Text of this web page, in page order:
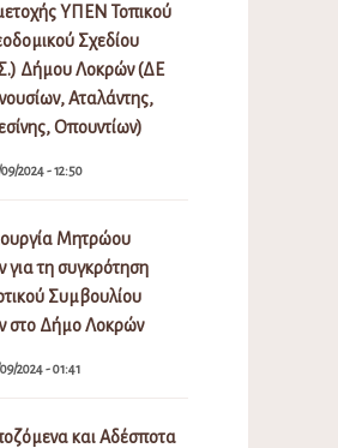
ΥΠΕΝ Τοπικού
Σχεδίου
Δήμου Λοκρών (ΔΕ
Αταλάντης,
Οπουντίων)
2024 - 12:50
Μητρώου
για τη συγκρότηση
Συμβουλίου
στο Δήμο Λοκρών
2024 - 01:41
και Αδέσποτα